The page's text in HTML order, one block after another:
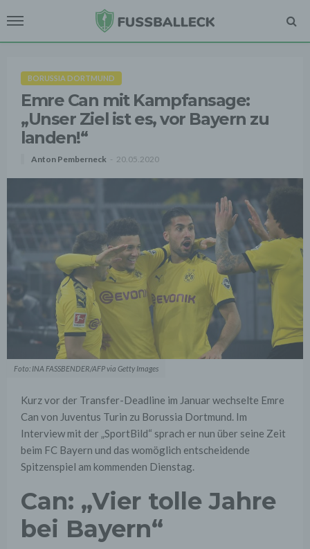
BORUSSIA DORTMUND
Emre Can mit Kampfansage:
„Unser Ziel ist es, vor Bayern zu
landen!“
Anton Pemberneck 20.05.2020
Foto: INA FASSBENDER/AFP via Getty Images
Kurz vor der Transfer-Deadline im Januar wechselte Emre
Can von Juventus Turin zu Borussia Dortmund. Im
Interview mit der „SportBild“ sprach er nun über seine Zeit
beim FC Bayern und das womöglich entscheidende
Spitzenspiel am kommenden Dienstag.
Can: „Vier tolle Jahre
bei Bayern“